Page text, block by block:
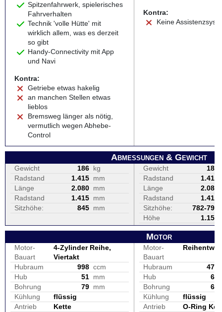
Spitzenfahrwerk, spielerisches
Fahrverhalten
Technik 'volle Hütte' mit
wirklich allem, was es derzeit
so gibt
Handy-Connectivity mit App
und Navi
Kontra:
Getriebe etwas hakelig
an manchen Stellen etwas
lieblos
Bremsweg länger als nötig,
vermutlich wegen Abhebe-
Control
Kontra:
Keine
Abmessungen & Gewicht
Gewicht 186 kg
Radstand
1.415 mm
Länge
2.080 mm
Radstand
1.415 mm
Sitzhöhe:
845 mm
Gewicht
189
Radstand
1.410
Länge
2.080
Radstand
1.410
Sitzhöhe:
782-790
Höhe
1.150
Motor
Motor-
Bauart
4-Zylinder Reihe,
Viertakt
Hubraum
998 ccm
Hub
51 mm
Bohrung
79 mm
Kühlung
flüssig
Antrieb
Kette
Motor-
Bauart
Reihentwin
Hubraum
471
Hub
67
Bohrung
67
Kühlung
flüssig
Antrieb
O-Ring